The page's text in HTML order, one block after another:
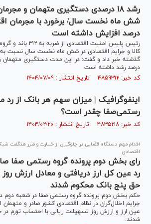
رشد ۱۸ درصدی دستگیری متهمان و
درصد افزایش داشته است
رئیس پلیس امنیت
کالا و جرایم اقتصادی در شش ماه نخست سال نسبت
درصد رشد داشته است
کد خبر: ۴۸۵۹۳۱۲ تاریخ انتشار : ۱۴۰۴/۰۷/۰۹
اینفوگرافیک | میزان سهم هر بانک از رد
رستمی‌صفا چقدر است؟
کد خبر: ۴۸۳۵۲۱۸ تاریخ انتشار : ۱۴۰۴/۰۲/۲۰
اقدام مهم دستگاه قضایی در جلوگیری از خسارت و ضرر هنگفت
اقتصادی
رای بخش دوم پرونده گروه رستمی صفا
رد عین کل ارز دریافتی و معادل ارزش روز
حق پنج بانک محکوم شدند
حکم بخش دوم پرونده گروه رستمی صفا در شعبه دوم
جرایم اخلال‌گران در نظام اقتصادی کشور صادر و متهمان
عین ارز و ارزش روز تسهیلات ریالی با احتساب تورم
شدند.